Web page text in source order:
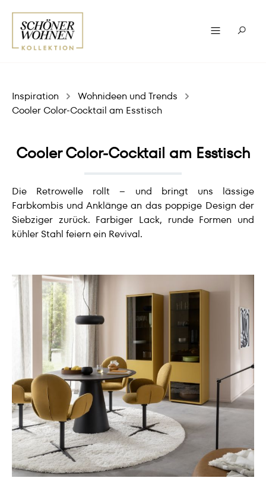
Inspiration
Wohnideen und Trends
Cooler Color-Cocktail am Esstisch
Cooler Color-Cocktail am Esstisch
Die Retrowelle rollt – und bringt uns lässige
Farbkombis und Anklänge an das poppige Design der
Siebziger zurück. Farbiger Lack, runde Formen und
kühler Stahl feiern ein Revival.